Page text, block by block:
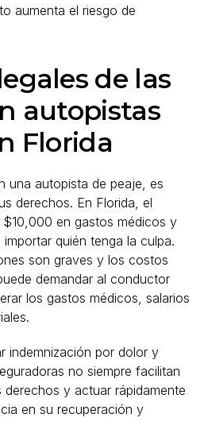
aumenta el riesgo de
de las
autopistas
Florida
una autopista de peaje, es
derechos. En Florida, el
en gastos médicos y
quién tenga la culpa.
son graves y los costos
demandar al conductor
los gastos médicos, salarios
indemnización por dolor y
no siempre facilitan
y actuar rápidamente
en su recuperación y